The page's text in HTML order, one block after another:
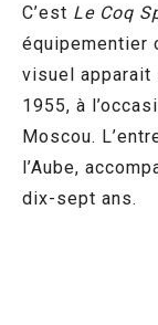
C’est Le Coq
équipementier
visuel
1955, à
Moscou.
l’Aube,
dix-sept ans.